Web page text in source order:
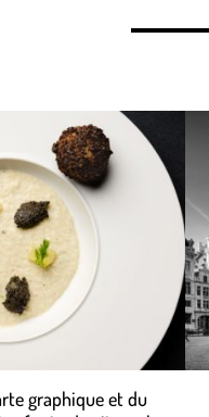
graphique et du